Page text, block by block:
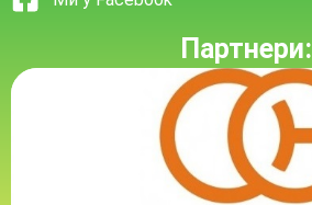
Партнери: